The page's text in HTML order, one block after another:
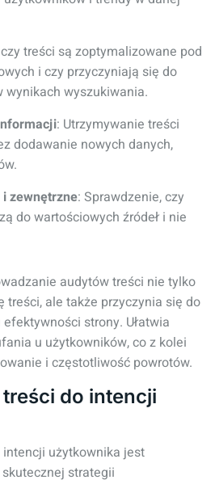
treści są zoptymalizowane pod
i czy przyczyniają się do
wynikach wyszukiwania.
: Utrzymywanie treści
dodawanie nowych danych,
zewnętrzne: Sprawdzenie, czy
do wartościowych źródeł i nie
audytów treści nie tylko
treści, ale także przyczynia się do
strony. Ułatwia
u użytkowników, co z kolei
i częstotliwość powrotów.
do intencji
użytkownika jest
strategii